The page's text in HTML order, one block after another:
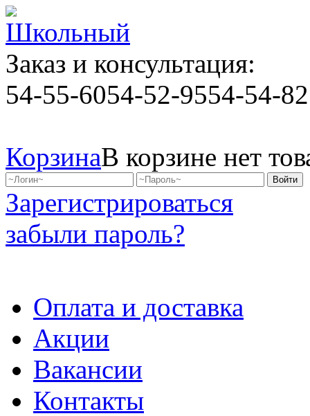
Заказ и консультация:
54-55-6054-52-9554-54-82
КорзинаВ корзине нет
Зарегистрироваться
забыли пароль?
Оплата и доставка
Акции
Вакансии
Контакты